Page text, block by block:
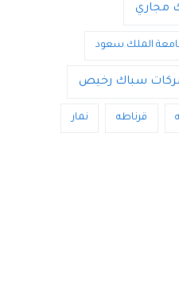
مجاري
الملك سعود
سباك رخيص
قرناطه نمار